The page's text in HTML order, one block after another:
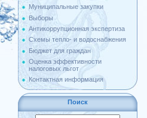
Муниципальные закупки
Выборы
Антикоррупционная экспертиза
Схемы тепло- и водоснабжения
Бюджет для граждан
Оценка эффективности
налоговых льгот
Контактная информация
Поиск